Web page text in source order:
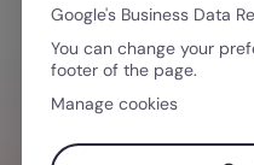
27 Febbraio, 2026·4
Google's Business Data
You can change your
footer of the page.
Manage cookies